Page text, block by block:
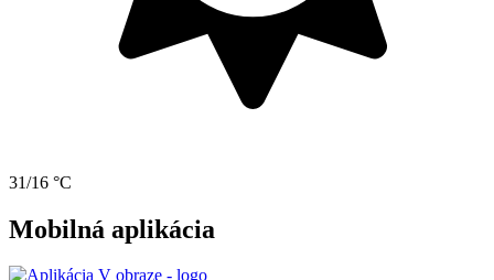
31/16 °C
Mobilná aplikácia